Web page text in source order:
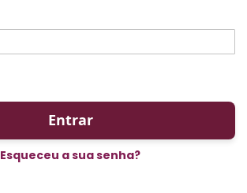
Entrar
Esqueceu a sua senha?